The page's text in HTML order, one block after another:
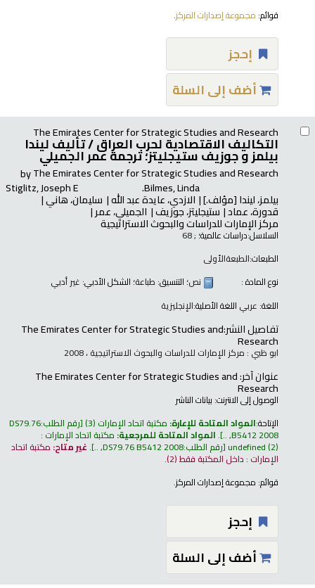
قوائم: مجموعة إصدارات المركز.
إحجز
أضف إلى السلة
The Emirates Center for Strategic Studies and Research
التكاليف الاقتصادية لحرب العراق /تأليف ليندا
بيلمز و جوزيف ستيجليتز؛ ترجمة عمر الجميلي
The Emirates Center for Strategic Studies and Research
Bilmes, Linda.
Stiglitz, Joseph E
by
بيلمز، ليندا[مؤلف.] الازدي، عايدة عبد الله سليمان، هاني
قدورة، عماد ستيجليتز، جوزيف الجميلي، عمر
مركز الإمارات للدراسات والبحوث الاستراتيجية
السلاسل:دراسات عالمية؛ ; 68
الطبعات:الطبعةالأولى
نوع المادة :
نص؛ التنسيق: طباعة؛ الشكل الأدبي: غير أدبي
اللغة: عربي اللغة الأصلية:الإنجليزية
تفاصيل النشر:The Emirates Center for Strategic Studies and
Research
ابو ظبي : مركز الإمارات للدراسات والبحوث الاستراتيجية ، 2008
عنوان آخر:The Emirates Center for Strategic Studies and
Research
الوصول إلى الانترنت: بيانات الناشر
الإتاحة:المواد المتاحة للإعارة: مكتبة اتحاد الإمارات (3) رقم الطلب:DS79.76
B5412 2008, ..
.المواد المتاحة للمرجعية: مكتبة اتحاد الإمارات :
undefined (2) رقم الطلب:DS79.76 B5412 2008, ..
.غير متاح: مكتبة اتحاد
الإمارات : داخل المكتبة فقط(2).
قوائم: مجموعة إصدارات المركز.
إحجز
أضف إلى السلة